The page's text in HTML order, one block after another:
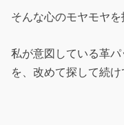
そんな心のモヤモヤを
私が意図している革
を、改めて探して続け